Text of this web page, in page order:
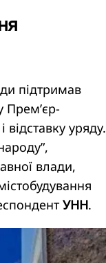
підтримав
Прем’єр-
відставку уряду.
влади,
УНН.